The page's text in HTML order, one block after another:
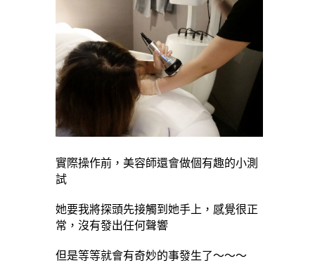
實際操作前，美容師還會做個有趣的小測
試
她要我將探頭先接觸到她手上，感覺很正
常，沒有發出任何聲響
但是等等就會有奇妙的事發生了～～～